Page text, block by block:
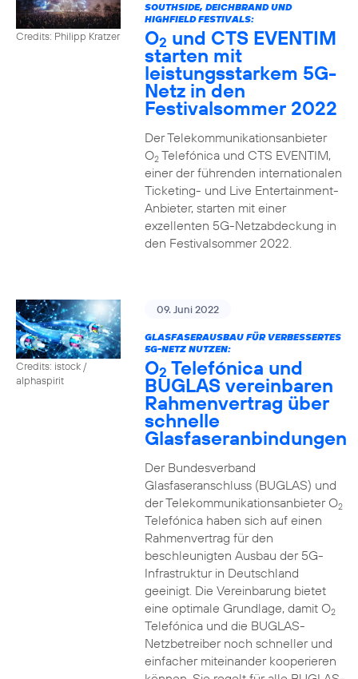
Credits: Philipp Kratzer
SOUTHSIDE, DEICHBRAND UND
HIGHFIELD FESTIVALS:
O2 und CTS EVENTIM
starten mit
leistungsstarkem 5G-
Netz in den
Festivalsommer 2022
Der Telekommunikationsanbieter
O2Telefónica und CTS EVENTIM,
einer der führenden internationalen
Ticketing- und Live Entertainment-
Anbieter, starten mit einer
exzellenten 5G-Netzabdeckung in
den Festivalsommer 2022.
Credits: istock /
alphaspirit
09. Juni 2022
GLASFASERAUSBAU FÜR VERBESSERTES
5G-NETZ NUTZEN:
O2 Telefónica und
BUGLAS vereinbaren
Rahmenvertrag über
schnelle
Glasfaseranbindungen
Der Bundesverband
Glasfaseranschluss (BUGLAS) und
der Telekommunikationsanbieter O2
Telefónica haben sich auf einen
Rahmenvertrag für den
beschleunigten Ausbau der 5G-
Infrastruktur in Deutschland
geeinigt. Die Vereinbarung bietet
eine optimale Grundlage, damit O2
Telefónica und die BUGLAS-
Netzbetreiber noch schneller und
einfacher miteinander kooperieren